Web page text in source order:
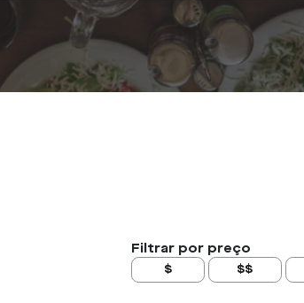
Filtrar por preço
$ $$